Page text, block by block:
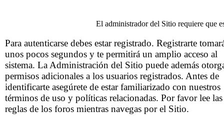
El administrador del Sitio requiere que
Para autenticarse debes estar registrado. Registrarte
unos pocos segundos y te permitirá un amplio acceso al
sistema. La Administración del Sitio puede además
permisos adicionales a los usuarios registrados. Antes de
identificarte asegúrete de estar familiarizado con nuestros
términos de uso y políticas relacionadas. Por favor lee las
reglas de los foros mientras navegas por el Sitio.